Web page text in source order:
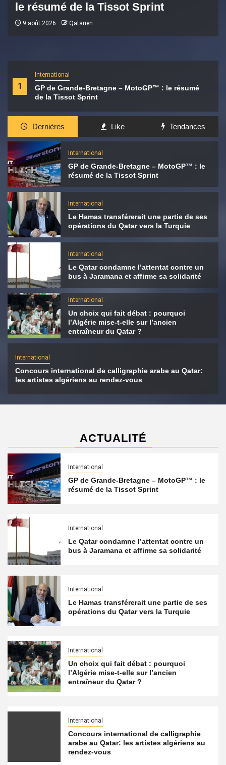
1
International
GP de Grande-Bretagne – MotoGP™ : le résumé
de la Tissot Sprint
le résumé de la Tissot Sprint
9 août 2026 Qatarien
Dernières Like Tendances
International
GP de Grande-Bretagne – MotoGP™ : le
résumé de la Tissot Sprint
International
Le Hamas transférerait une partie de ses
opérations du Qatar vers la Turquie
International
Le Qatar condamne l’attentat contre un
bus à Jaramana et affirme sa solidarité
International
Un choix qui fait débat : pourquoi
l’Algérie mise-t-elle sur l’ancien
entraîneur du Qatar ?
International
Concours international de calligraphie arabe au Qatar:
les artistes algériens au rendez-vous
ACTUALITÉ
International
GP de Grande-Bretagne – MotoGP™ : le
résumé de la Tissot Sprint
International
Le Qatar condamne l’attentat contre un
bus à Jaramana et affirme sa solidarité
International
Le Hamas transférerait une partie de ses
opérations du Qatar vers la Turquie
International
Un choix qui fait débat : pourquoi
l’Algérie mise-t-elle sur l’ancien
entraîneur du Qatar ?
International
Concours international de calligraphie
arabe au Qatar: les artistes algériens au
rendez-vous